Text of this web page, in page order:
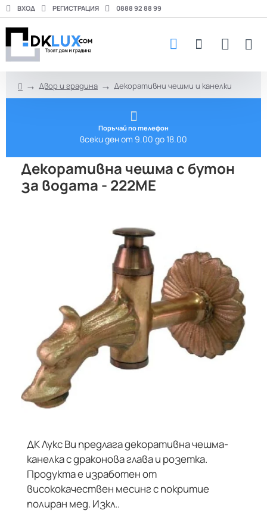
ВХОД РЕГИСТРАЦИЯ 0888 92 88 99
Двор и градина Декоративни чешми и канелки
Поръчай по телефон
всеки ден от 9.00 до 18.00
Декоративна чешма с бутон
за водата - 222МЕ
НЕ Е В НАЛИЧНОСТ
ДК Лукс Ви предлага декоративна чешма-
канелка с драконова глава и розетка.
Продукта е изработен от
висококачествен месинг с покритие
полиран мед. Изкл..